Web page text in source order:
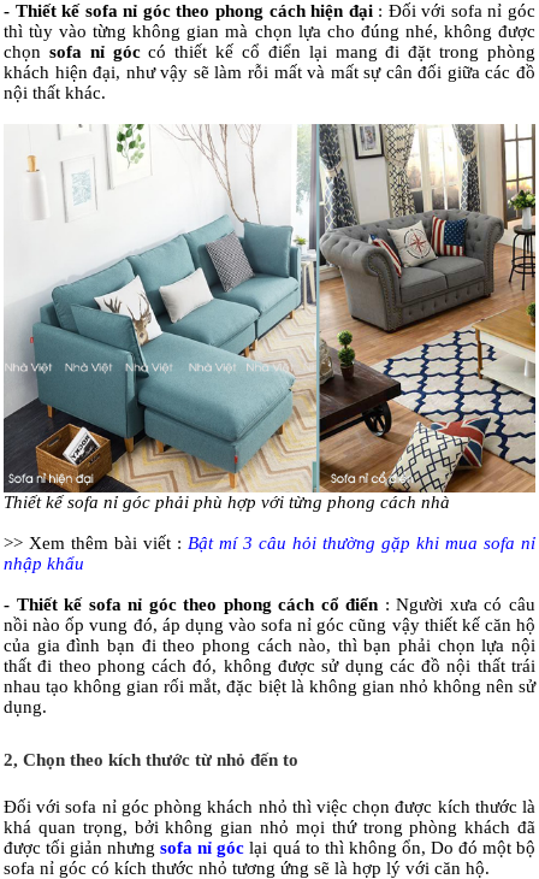
- Thiết kế sofa nỉ góc theo phong cách hiện đại: Đối với sofa nỉ góc
thì tùy vào từng không gian mà chọn lựa cho đúng nhé, không được
chọn sofa nỉ góccó thiết kế cổ điển lại mang đi đặt trong phòng
khách hiện đại, như vậy sẽ làm rỗi mất và mất sự cân đối giữa các đồ
nội thất khác.
Thiết kế sofa nỉ góc phải phù hợp với từng phong cách nhà
>> Xem thêm bài viết : Bật mí 3 câu hỏi thường gặp khi mua sofa nỉ
nhập khẩu
- Thiết kế sofa nỉ góc theo phong cách cổ điển : Người xưa có câu
nồi nào ốp vung đó, áp dụng vào sofa nỉ góc cũng vậy thiết kế căn hộ
của gia đình bạn đi theo phong cách nào, thì bạn phải chọn lựa nội
thất đi theo phong cách đó, không được sử dụng các đồ nội thất trái
nhau tạo không gian rối mắt, đặc biệt là không gian nhỏ không nên sử
dụng.
2, Chọn theo kích thước từ nhỏ đến to
Đối với sofa nỉ góc phòng khách nhỏ thì việc chọn được kích thước là
khá quan trọng, bởi không gian nhỏ mọi thứ trong phòng khách đã
được tối giản nhưng sofa nỉ góc lại quá to thì không ổn, Do đó một bộ
sofa nỉ góc có kích thước nhỏ tương ứng sẽ là hợp lý với căn hộ.